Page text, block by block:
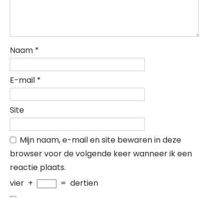
Naam *
E-mail *
Site
Mijn naam, e-mail en site bewaren in deze
browser voor de volgende keer wanneer ik een
reactie plaats.
vier + = dertien